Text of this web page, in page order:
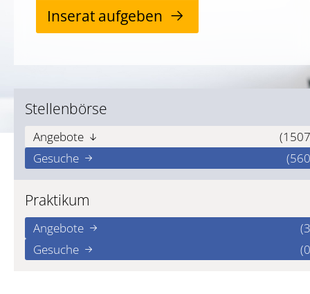
Inserat aufgeben
Stellenbörse
Angebote
Gesuche
Praktikum
Angebote
Gesuche